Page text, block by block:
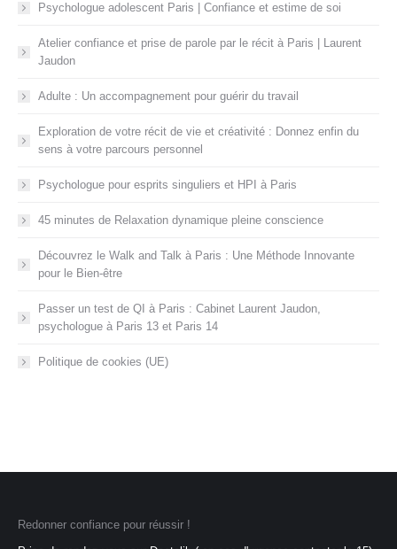
Psychologue adolescent Paris | Confiance et estime de soi
Atelier confiance et prise de parole par le récit à Paris | Laurent
Jaudon
Adulte : Un accompagnement pour guérir du travail
Exploration de votre récit de vie et créativité : Donnez enfin du
sens à votre parcours personnel
Psychologue pour esprits singuliers et HPI à Paris
45 minutes de Relaxation dynamique pleine conscience
Découvrez le Walk and Talk à Paris : Une Méthode Innovante
pour le Bien-être
Passer un test de QI à Paris : Cabinet Laurent Jaudon,
psychologue à Paris 13 et Paris 14
Politique de cookies (UE)
Redonner confiance pour réussir !